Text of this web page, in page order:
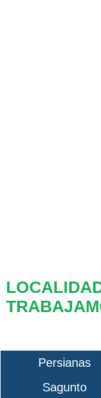
Persianas
Sagunto